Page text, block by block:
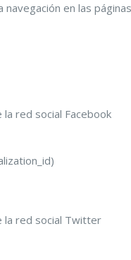
navegación en las
red social Facebook
la red social Twitter